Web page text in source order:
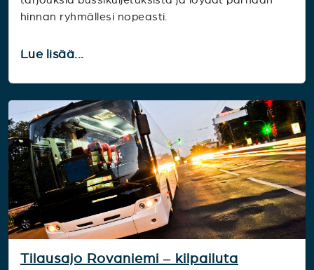
hinnan ryhmällesi nopeasti.
Lue lisää...
Tilausajo Rovaniemi – kilpailuta